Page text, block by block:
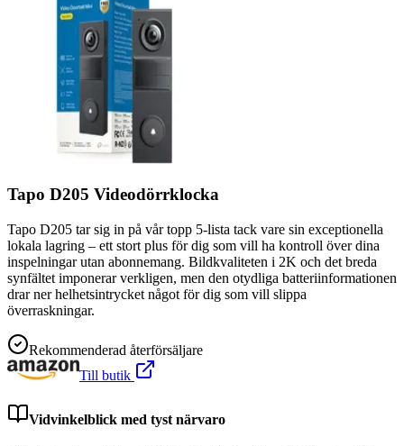
Tapo D205 Videodörrklocka
Tapo D205 tar sig in på vår topp 5-lista tack vare sin exceptionella
lokala lagring – ett stort plus för dig som vill ha kontroll över dina
inspelningar utan abonnemang. Bildkvaliteten i 2K och det breda
synfältet imponerar verkligen, men den otydliga batteriinformationen
drar ner helhetsintrycket något för dig som vill slippa
överraskningar.
Rekommenderad återförsäljare
Till butik
Vidvinkelblick med tyst närvaro